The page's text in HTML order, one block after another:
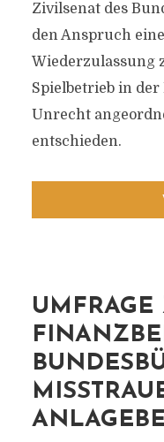
Zivilsenat des
den Anspruch
Wiederzulassung
Spielbetrieb in
Unrecht
entschieden.
UMFRAGE